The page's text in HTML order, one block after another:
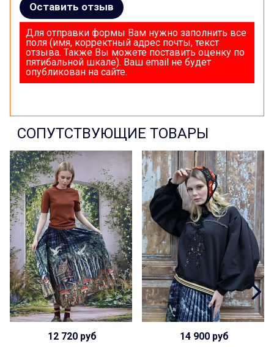
Оставить отзыв
Для отправки формы Вам нужно заполнить все
поля (имя, корректный адрес почты, текст
отзыва. Также Вы можете поставить оценку по
пятибальной шкале). Ваш email не будет
опубликован на сайте.
СОПУТСТВУЮЩИЕ ТОВАРЫ
12 720 руб 14 900 руб